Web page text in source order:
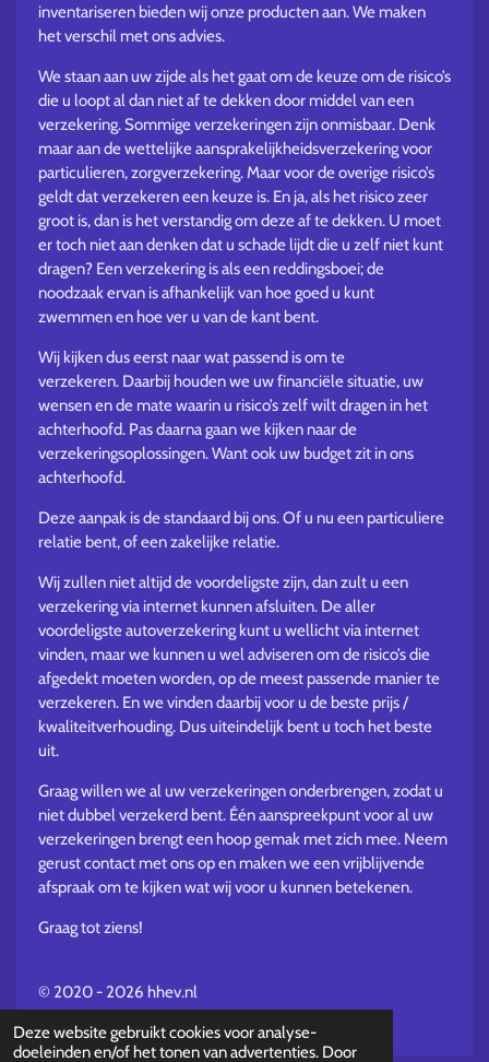
Deze website gebruikt cookies voor analyse-
doeleinden en/of het tonen van advertenties. Door
inventariseren bieden wij onze producten aan. We maken
het verschil met ons advies.
We staan aan uw zijde als het gaat om de keuze om de risico’s
die u loopt al dan niet af te dekken door middel van een
verzekering. Sommige verzekeringen zijn onmisbaar. Denk
maar aan de wettelijke aansprakelijkheidsverzekering voor
particulieren, zorgverzekering. Maar voor de overige risico’s
geldt dat verzekeren een keuze is. En ja, als het risico zeer
groot is, dan is het verstandig om deze af te dekken. U moet
er toch niet aan denken dat u schade lijdt die u zelf niet kunt
dragen? Een verzekering is als een reddingsboei; de
noodzaak ervan is afhankelijk van hoe goed u kunt
zwemmen en hoe ver u van de kant bent.
Wij kijken dus eerst naar wat passend is om te
verzekeren. Daarbij houden we uw financiële situatie, uw
wensen en de mate waarin u risico’s zelf wilt dragen in het
achterhoofd. Pas daarna gaan we kijken naar de
verzekeringsoplossingen. Want ook uw budget zit in ons
achterhoofd.
Deze aanpak is de standaard bij ons. Of u nu een particuliere
relatie bent, of een zakelijke relatie.
Wij zullen niet altijd de voordeligste zijn, dan zult u een
verzekering via internet kunnen afsluiten. De aller
voordeligste autoverzekering kunt u wellicht via internet
vinden, maar we kunnen u wel adviseren om de risico’s die
afgedekt moeten worden, op de meest passende manier te
verzekeren. En we vinden daarbij voor u de beste prijs /
kwaliteitverhouding. Dus uiteindelijk bent u toch het beste
uit.
Graag willen we al uw verzekeringen onderbrengen, zodat u
niet dubbel verzekerd bent. Één aanspreekpunt voor al uw
verzekeringen brengt een hoop gemak met zich mee. Neem
gerust contact met ons op en maken we een vrijblijvende
afspraak om te kijken wat wij voor u kunnen betekenen.
Graag tot ziens!
© 2020 - 2026 hhev.nl